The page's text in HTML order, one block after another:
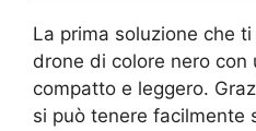
La prima soluzione che
drone di colore nero con
compatto e leggero.
si può tenere facilmente